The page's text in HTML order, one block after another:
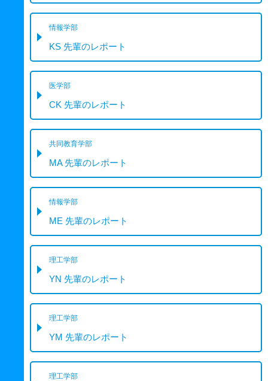
情報学部
KS 先輩のレポート
医学部
CK 先輩のレポート
共同教育学部
MA 先輩のレポート
情報学部
ME 先輩のレポート
理工学部
YN 先輩のレポート
理工学部
YM 先輩のレポート
理工学部